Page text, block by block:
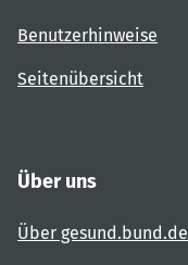
Benutzerhinweise
Seitenübersicht
Über uns
Über gesund.bund.de